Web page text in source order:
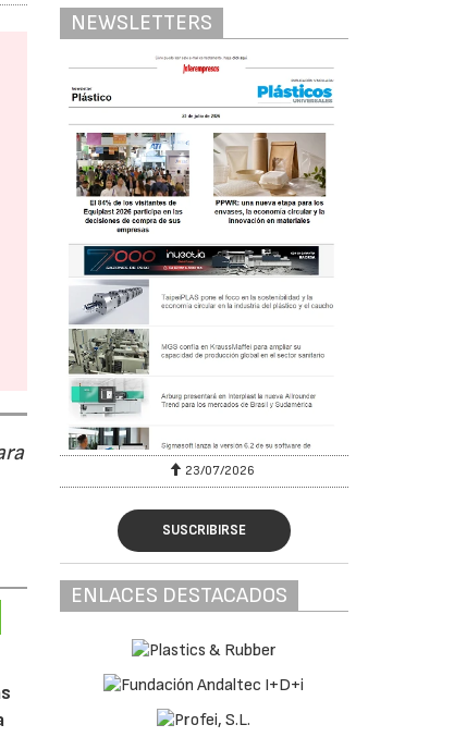
NEWSLETTERS
23/07/2026
SUSCRIBIRSE
ENLACES DESTACADOS